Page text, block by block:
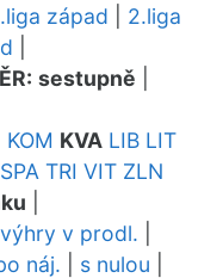
západ
2.liga
sestupně
KOM KVA LIB LIT
SPA TRI VIT ZLN
výhry v prodl.
náj. s nulou